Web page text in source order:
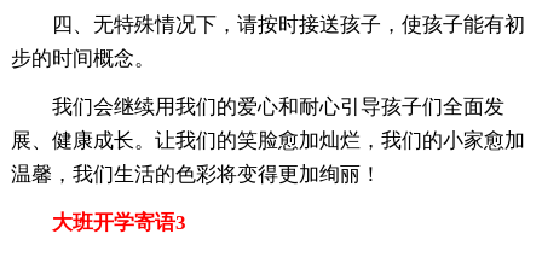
四、无特殊情况下，请按时接送孩子，使孩子能有初
步的时间概念。
我们会继续用我们的爱心和耐心引导孩子们全面发
展、健康成长。让我们的笑脸愈加灿烂，我们的小家愈加
温馨，我们生活的色彩将变得更加绚丽！
大班开学寄语3